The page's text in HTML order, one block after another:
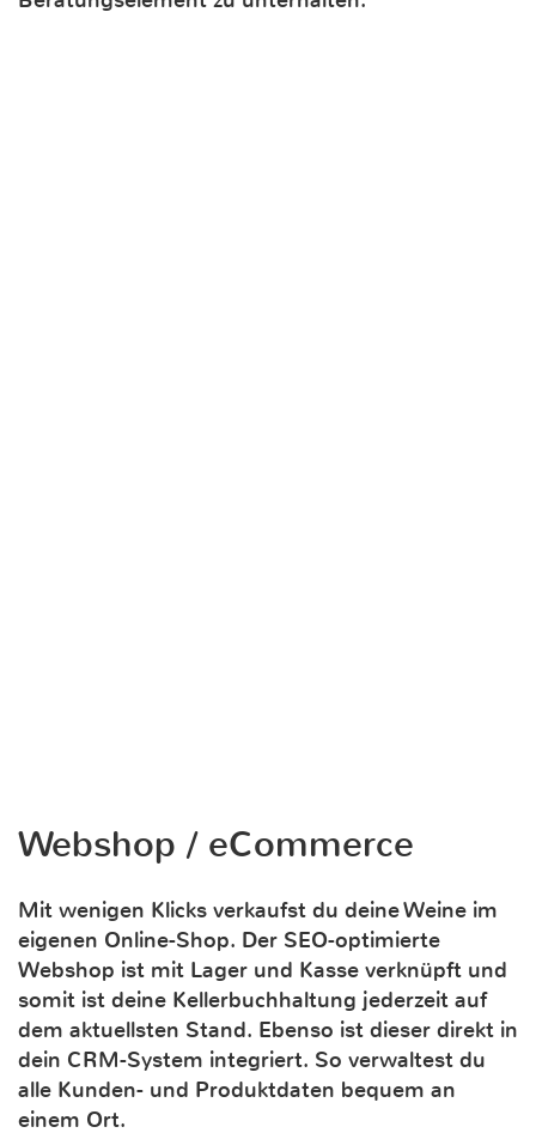
Webshop / eCommerce
Mit wenigen Klicks verkaufst du deine Weine im
eigenen Online-Shop. Der SEO-optimierte
Webshop ist mit Lager und Kasse verknüpft und
somit ist deine Kellerbuchhaltung jederzeit auf
dem aktuellsten Stand. Ebenso ist dieser direkt in
dein CRM-System integriert. So verwaltest du
alle Kunden- und Produktdaten bequem an
einem Ort.